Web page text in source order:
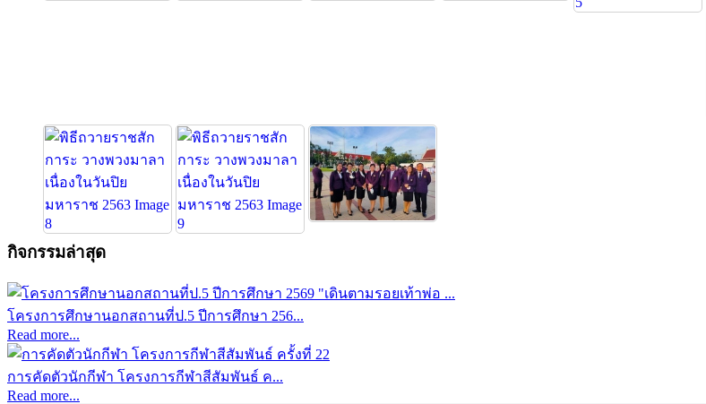
กิจกรรมล่าสุด
โครงการศึกษานอกสถานที่ป.5 ปีการศึกษา 256...
Read more...
การคัดตัวนักกีฬา โครงการกีฬาสีสัมพันธ์ ค...
Read more...